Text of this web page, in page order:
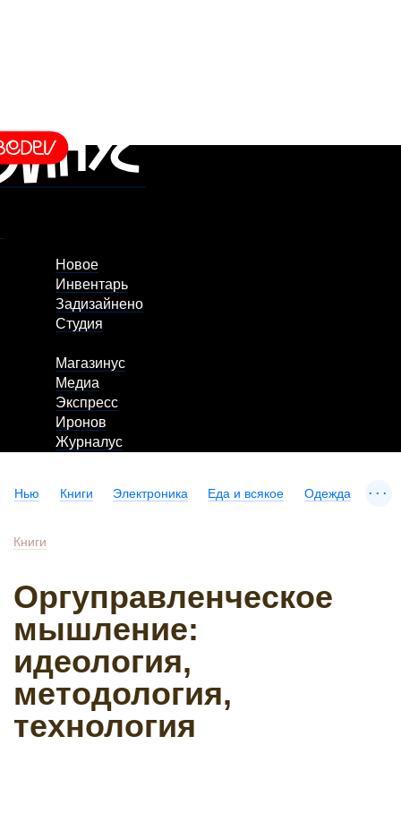
Новое
Инвентарь
Задизайнено
Студия
Магазинус
Медиа
Экспресс
Иронов
Журналус
Нью Книги Электроника Еда и всякое Одежда ...
Книги
Оргуправленческое
мышление:
идеология,
методология,
технология